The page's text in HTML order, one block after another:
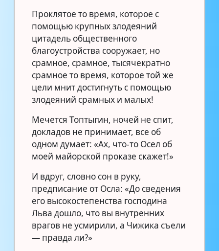
Проклятое то время, которое с
помощью крупных злодеяний
цитадель общественного
благоустройства сооружает, но
срамное, срамное, тысячекратно
срамное то время, которое той же
цели мнит достигнуть с помощью
злодеяний срамных и малых!
Мечется Топтыгин, ночей не спит,
докладов не принимает, все об
одном думает: «Ах, что-то Осел об
моей майорской проказе скажет!»
И вдруг, словно сон в руку,
предписание от Осла: «До сведения
его высокостепенства господина
Льва дошло, что вы внутренних
врагов не усмирили, а Чижика съели
— правда ли?»